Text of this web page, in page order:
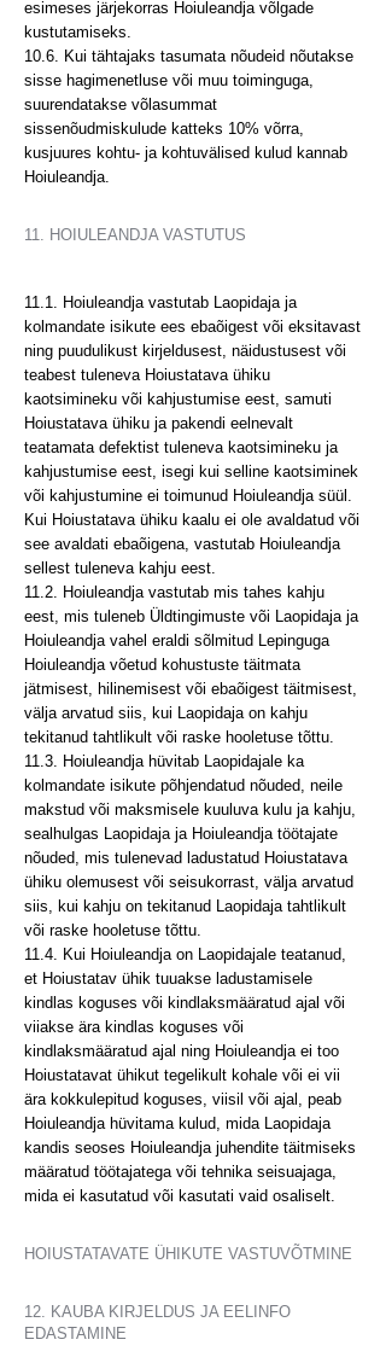
esimeses järjekorras Hoiuleandja võlgade
kustutamiseks.
10.6. Kui tähtajaks tasumata nõudeid nõutakse
sisse hagimenetluse või muu toiminguga,
suurendatakse võlasummat
sissenõudmiskulude katteks 10% võrra,
kusjuures kohtu- ja kohtuvälised kulud kannab
Hoiuleandja.
11. HOIULEANDJA VASTUTUS
11.1. Hoiuleandja vastutab Laopidaja ja
kolmandate isikute ees ebaõigest või eksitavast
ning puudulikust kirjeldusest, näidustusest või
teabest tuleneva Hoiustatava ühiku
kaotsimineku või kahjustumise eest, samuti
Hoiustatava ühiku ja pakendi eelnevalt
teatamata defektist tuleneva kaotsimineku ja
kahjustumise eest, isegi kui selline kaotsiminek
või kahjustumine ei toimunud Hoiuleandja süül.
Kui Hoiustatava ühiku kaalu ei ole avaldatud või
see avaldati ebaõigena, vastutab Hoiuleandja
sellest tuleneva kahju eest.
11.2. Hoiuleandja vastutab mis tahes kahju
eest, mis tuleneb Üldtingimuste või Laopidaja ja
Hoiuleandja vahel eraldi sõlmitud Lepinguga
Hoiuleandja võetud kohustuste täitmata
jätmisest, hilinemisest või ebaõigest täitmisest,
välja arvatud siis, kui Laopidaja on kahju
tekitanud tahtlikult või raske hooletuse tõttu.
11.3. Hoiuleandja hüvitab Laopidajale ka
kolmandate isikute põhjendatud nõuded, neile
makstud või maksmisele kuuluva kulu ja kahju,
sealhulgas Laopidaja ja Hoiuleandja töötajate
nõuded, mis tulenevad ladustatud Hoiustatava
ühiku olemusest või seisukorrast, välja arvatud
siis, kui kahju on tekitanud Laopidaja tahtlikult
või raske hooletuse tõttu.
11.4. Kui Hoiuleandja on Laopidajale teatanud,
et Hoiustatav ühik tuuakse ladustamisele
kindlas koguses või kindlaksmääratud ajal või
viiakse ära kindlas koguses või
kindlaksmääratud ajal ning Hoiuleandja ei too
Hoiustatavat ühikut tegelikult kohale või ei vii
ära kokkulepitud koguses, viisil või ajal, peab
Hoiuleandja hüvitama kulud, mida Laopidaja
kandis seoses Hoiuleandja juhendite täitmiseks
määratud töötajatega või tehnika seisuajaga,
mida ei kasutatud või kasutati vaid osaliselt.
HOIUSTATAVATE ÜHIKUTE VASTUVÕTMINE
12. KAUBA KIRJELDUS JA EELINFO
EDASTAMINE